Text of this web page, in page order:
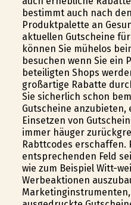
bestimmt auch nach
Produktpalette an
aktuellen Gutscheine
können Sie mühelos
besuchen wenn Sie ein
beteiligten Shops
großartige Rabatte
Sie sicherlich schon
Gutscheine
Einsetzen von
immer häufiger
Rabttcodes erschaffen.
entsprechenden Feld
wie zum Beispiel Witt-
Werbeaktionen